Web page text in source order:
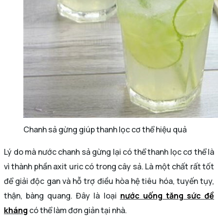
Chanh sả gừng giúp thanh lọc cơ thể hiệu quả
Lý do mà nước chanh sả gừng lại có thể thanh lọc cơ thể là
vì thành phần axit uric có trong cây sả. Là một chất rất tốt
để giải độc gan và hỗ trợ điều hòa hệ tiêu hóa, tuyến tụy,
thận, bàng quang. Đây là loại nước uống tăng sức đề
kháng có thể làm đơn giản tại nhà.